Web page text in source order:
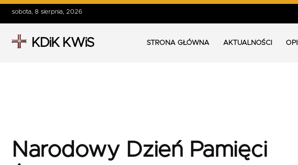
sobota, 8 sierpnia, 2026
KDiK KWiS STRONA GŁÓWNA AKTUALNOŚCI
Narodowy Dzień Pamięci